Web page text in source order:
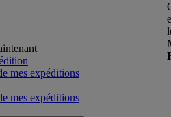
mes expéditions
mes expéditions